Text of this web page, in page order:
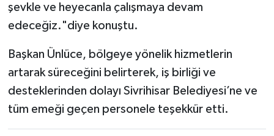
şevkle ve heyecanla çalışmaya devam
edeceğiz."diye konuştu.
Başkan Ünlüce, bölgeye yönelik hizmetlerin
artarak süreceğini belirterek, iş birliği ve
desteklerinden dolayı Sivrihisar Belediyesi’ne ve
tüm emeği geçen personele teşekkür etti.